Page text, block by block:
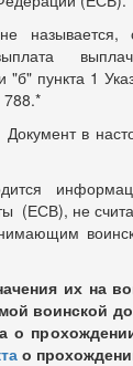
называется,
пункта 1
Документ в
(ЕСВ), не
их на
воинской
о
о